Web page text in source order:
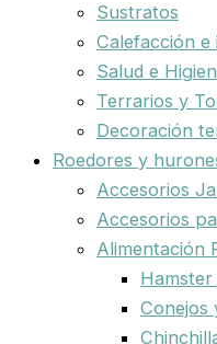
Sustratos
Calefacción e
Salud e
Terrarios y
Decoración
Roedores y
Accesorios
Accesorios
Alimentación
Conejos